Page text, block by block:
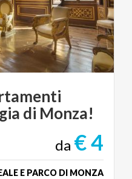
di Monza!
da € 4
E PARCO DI MONZA